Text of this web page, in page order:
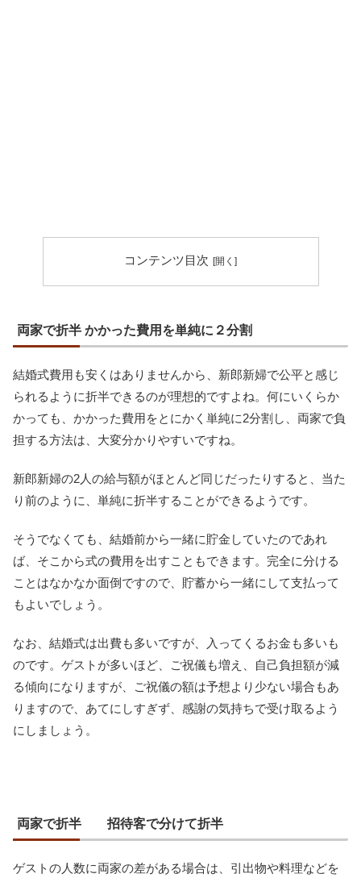
コンテンツ目次
両家で折半 かかった費用を単純に２分割
結婚式費用も安くはありませんから、新郎新婦で公平と感じ
られるように折半できるのが理想的ですよね。何にいくらか
かっても、かかった費用をとにかく単純に2分割し、両家で負
担する方法は、大変分かりやすいですね。
新郎新婦の2人の給与額がほとんど同じだったりすると、当た
り前のように、単純に折半することができるようです。
そうでなくても、結婚前から一緒に貯金していたのであれ
ば、そこから式の費用を出すこともできます。完全に分ける
ことはなかなか面倒ですので、貯蓄から一緒にして支払って
もよいでしょう。
なお、結婚式は出費も多いですが、入ってくるお金も多いも
のです。ゲストが多いほど、ご祝儀も増え、自己負担額が減
る傾向になりますが、ご祝儀の額は予想より少ない場合もあ
りますので、あてにしすぎず、感謝の気持ちで受け取るよう
にしましょう。
両家で折半 招待客で分けて折半
ゲストの人数に両家の差がある場合は、引出物や料理などを